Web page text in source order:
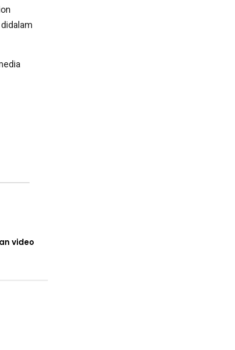
video